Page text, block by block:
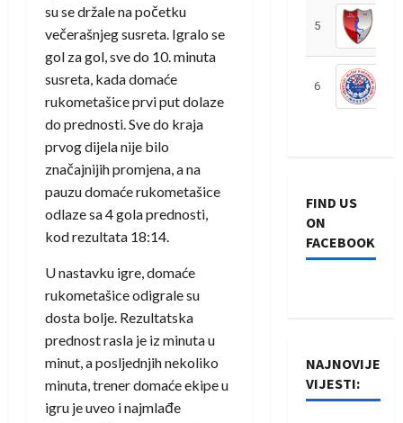
su se držale na početku
večerašnjeg susreta. Igralo se
gol za gol, sve do 10. minuta
susreta, kada domaće
rukometašice prvi put dolaze
do prednosti. Sve do kraja
prvog dijela nije bilo
značajnijih promjena, a na
pauzu domaće rukometašice
odlaze sa 4 gola prednosti,
kod rezultata 18:14.
U nastavku igre, domaće
rukometašice odigrale su
dosta bolje. Rezultatska
prednost rasla je iz minuta u
minut, a posljednjih nekoliko
minuta, trener domaće ekipe u
igru je uveo i najmlađe
5
6
FIND US
ON
FACEBOOK
NAJNOVIJE
VIJESTI: